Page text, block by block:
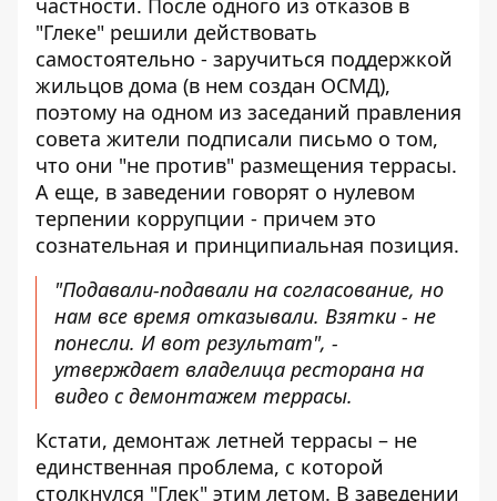
частности. После одного из отказов в
"Глеке" решили действовать
самостоятельно - заручиться поддержкой
жильцов дома (в нем создан ОСМД),
поэтому на одном из заседаний правления
совета жители подписали письмо о том,
что они "не против" размещения террасы.
А еще, в заведении говорят о нулевом
терпении коррупции - причем это
сознательная и принципиальная позиция.
"Подавали-подавали на согласование, но
нам все время отказывали. Взятки - не
понесли. И вот результат", -
утверждает владелица ресторана на
видео с демонтажем террасы.
Кстати, демонтаж летней террасы – не
единственная проблема, с которой
столкнулся "Глек" этим летом. В заведении